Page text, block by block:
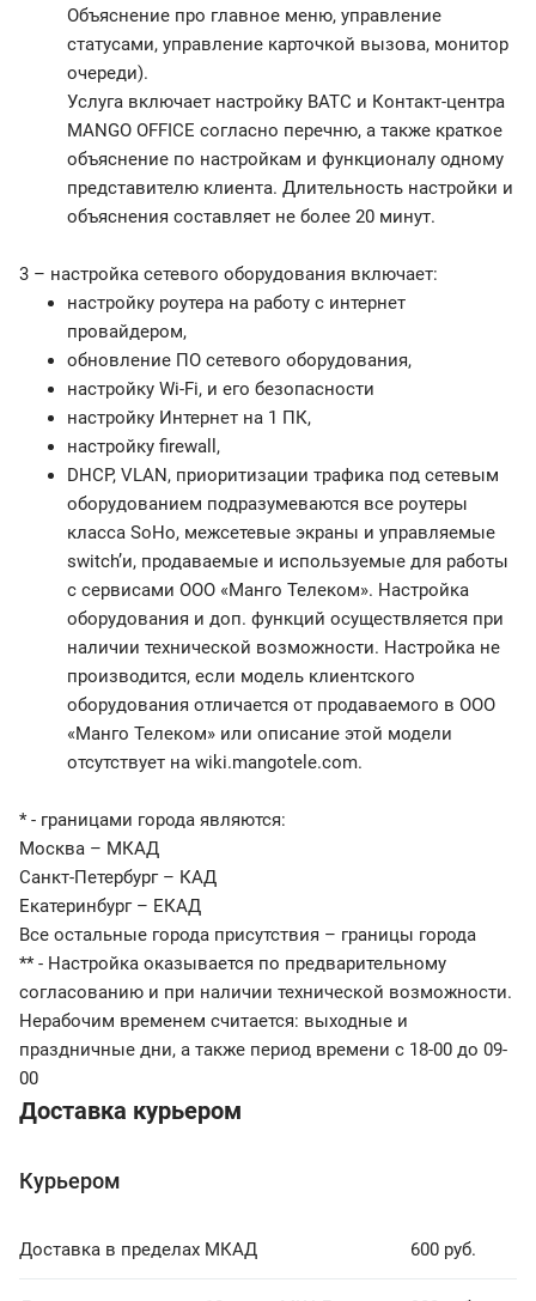
Объяснение про главное меню, управление
статусами, управление карточкой вызова, монитор
очереди).
Услуга включает настройку ВАТС и Контакт-центра
MANGO OFFICE согласно перечню, а также краткое
объяснение по настройкам и функционалу одному
представителю клиента. Длительность настройки и
объяснения составляет не более 20 минут.
3 – настройка сетевого оборудования включает:
настройку роутера на работу с интернет
провайдером,
обновление ПО сетевого оборудования,
настройку Wi-Fi, и его безопасности
настройку Интернет на 1 ПК,
настройку firewall,
DHCP, VLAN, приоритизации трафика под сетевым
оборудованием подразумеваются все роутеры
класса SoHo, межсетевые экраны и управляемые
switch’и, продаваемые и используемые для работы
с сервисами ООО «Манго Телеком». Настройка
оборудования и доп. функций осуществляется при
наличии технической возможности. Настройка не
производится, если модель клиентского
оборудования отличается от продаваемого в ООО
«Манго Телеком» или описание этой модели
отсутствует на wiki.mangotele.com.
* - границами города являются:
Москва – МКАД
Санкт-Петербург – КАД
Екатеринбург – ЕКАД
Все остальные города присутствия – границы города
** - Настройка оказывается по предварительному
согласованию и при наличии технической возможности.
Нерабочим временем считается: выходные и
праздничные дни, а также период времени с 18-00 до 09-
00
Доставка курьером
Курьером
Доставка в пределах МКАД 600 руб.